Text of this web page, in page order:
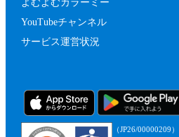
よむよむカラーミー
YouTubeチャンネル
サービス運営状況
（JP26/00000209）